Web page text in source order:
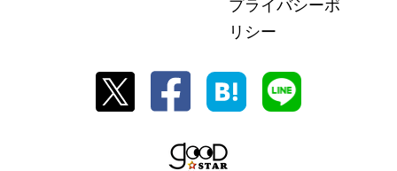
プライバシーポ
リシー